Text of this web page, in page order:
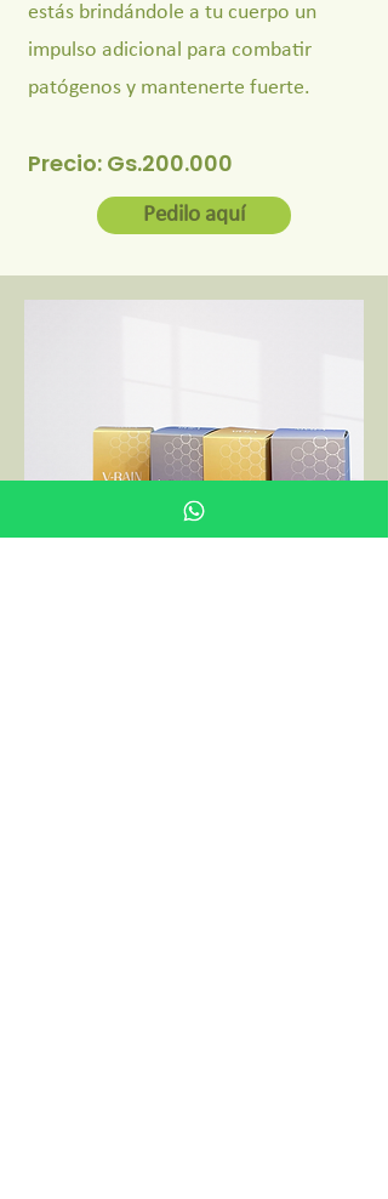
estás brindándole a tu cuerpo un
impulso adicional para combatir
patógenos y mantenerte fuerte.
Precio: Gs.200.000
Pedilo aquí